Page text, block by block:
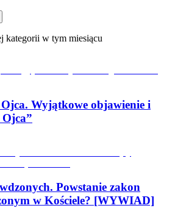
kategorii w tym miesiącu
Wyjątkowe objawienie i
Ojca”
Powstanie zakon
w Kościele? [WYWIAD]